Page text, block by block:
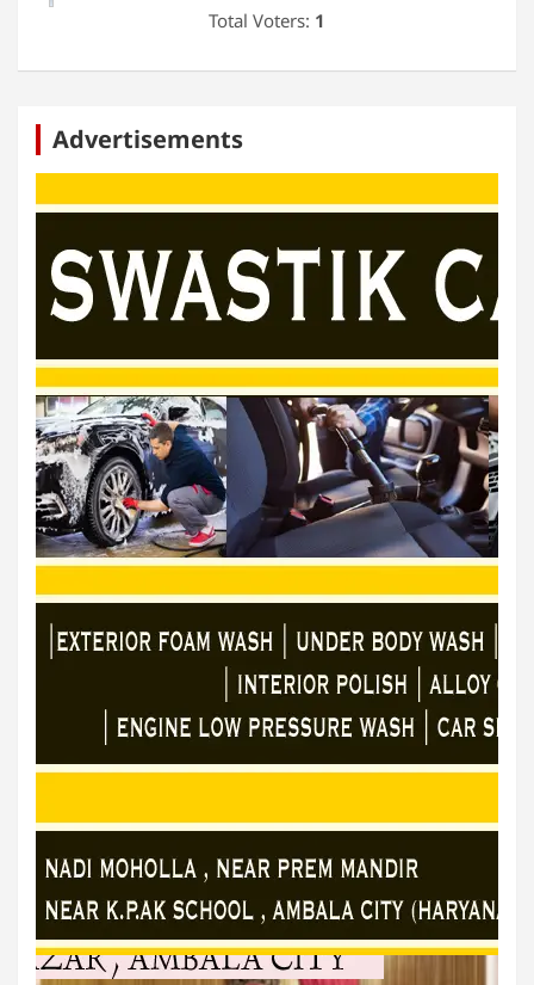
Total Voters: 1
Advertisements